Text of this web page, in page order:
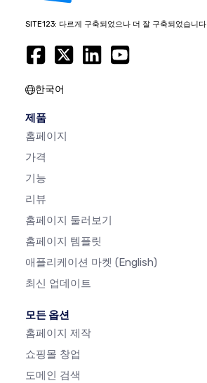
SITE123: 다르게 구축되었으나 더 잘 구축되었습니다
한국어
제품
홈페이지
가격
기능
리뷰
홈페이지 둘러보기
홈페이지 템플릿
애플리케이션 마켓 (English)
최신 업데이트
모든 옵션
홈페이지 제작
쇼핑몰 창업
도메인 검색